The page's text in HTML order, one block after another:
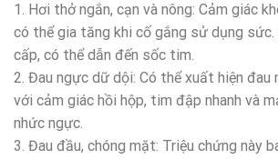
1. Hơi thở ngắn, cạn và nông: Cảm giác
có thể gia tăng khi cố gắng sử dụng sức.
cấp, có thể dẫn đến sốc tim.
2. Đau ngực dữ dội: Có thể xuất hiện đau
với cảm giác hồi hộp, tim đập nhanh và
nhức ngực.
3. Đau đầu, chóng mặt: Triệu chứng này